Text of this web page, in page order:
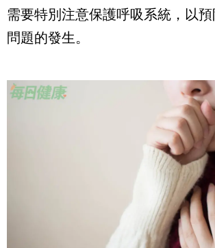
需要特別注意保護呼吸系統，以
問題的發生。